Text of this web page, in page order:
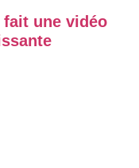
fait une vidéo